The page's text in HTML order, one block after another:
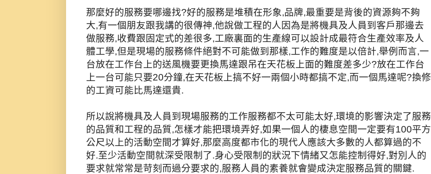
那麼好的服務要哪邊找?好的服務是堆積在形象,品牌,最重要是背後的資源夠不夠
大,有一個朋友跟我講的很傳神,他說做工程的人因為是將機具及人員到客戶那邊去
做服務,收費跟固定式的差很多,工廠裏面的生產線可以設計成最符合生產效率及人
體工學,但是現場的服務條件絕對不可能做到那樣,工作的難度是以倍計,舉例而言,一
台放在工作台上的送風機要更換馬達跟吊在天花板上面的難度差多少?放在工作台
上一台可能只要20分鐘,在天花板上搞不好一兩個小時都搞不定,而一個馬達呢?換修
的工資可能比馬達還貴.
所以說將機具及人員到現場服務的工作服務都不太可能太好,環境的影響決定了服務
的品質和工程的品質,怎樣才能把環境弄好,如果一個人的棲息空間一定要有100平方
公尺以上的活動空間才算好,那麼高度都市化的現代人應該大多數的人都算過的不
好.至少活動空間就深受限制了.身心受限制的狀況下情緒又怎能控制得好,對別人的
要求就常常是苛刻而過分要求的,服務人員的素養就會變成決定服務品質的關鍵.